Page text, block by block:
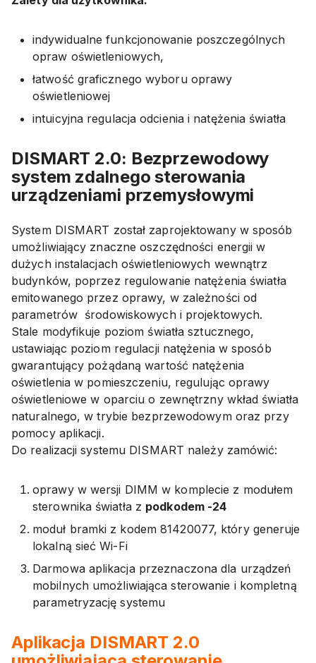
indywidualne funkcjonowanie poszczególnych
opraw oświetleniowych,
łatwość graficznego wyboru oprawy
oświetleniowej
intuicyjna regulacja odcienia i natężenia światła
DISMART 2.0: Bezprzewodowy
system zdalnego sterowania
urządzeniami przemysłowymi
System DISMART został zaprojektowany w sposób
umożliwiający znaczne oszczędności energii w
dużych instalacjach oświetleniowych wewnątrz
budynków, poprzez regulowanie natężenia światła
emitowanego przez oprawy, w zależności od
parametrów środowiskowych i projektowych.
Stale modyfikuje poziom światła sztucznego,
ustawiając poziom regulacji natężenia w sposób
gwarantujący pożądaną wartość natężenia
oświetlenia w pomieszczeniu, regulując oprawy
oświetleniowe w oparciu o zewnętrzny wkład światła
naturalnego, w trybie bezprzewodowym oraz przy
pomocy aplikacji.
Do realizacji systemu DISMART należy zamówić:
oprawy w wersji DIMM w komplecie z modułem
sterownika światła z podkodem -24
moduł bramki z kodem 81420077, który generuje
lokalną sieć Wi-Fi
Darmowa aplikacja przeznaczona dla urządzeń
mobilnych umożliwiająca sterowanie i kompletną
parametryzację systemu
Aplikacja DISMART 2.0